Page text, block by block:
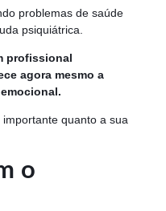
problemas de saúde
psiquiátrica.
profissional
agora mesmo a
quanto a sua
o